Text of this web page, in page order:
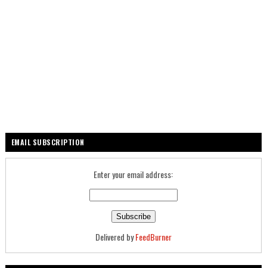
EMAIL SUBSCRIPTION
Enter your email address:
Delivered byFeedBurner